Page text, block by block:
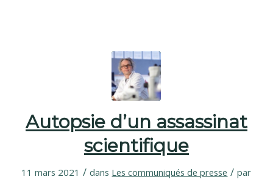
Autopsie d’un assassinat
scientifique
11 mars 2021 / dans Les communiqués de presse / par